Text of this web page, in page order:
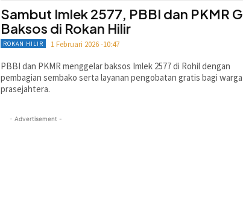
Sambut Imlek 2577, PBBI dan PKMR
Baksos di Rokan Hilir
ROKAN HILIR 1 Februari 2026 -10:47
PBBI dan PKMR menggelar baksos Imlek 2577 di Rohil dengan
pembagian sembako serta layanan pengobatan gratis bagi warga
prasejahtera.
- Advertisement -